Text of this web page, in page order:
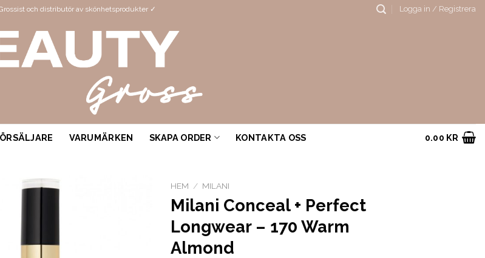
och distributör av skönhetsprodukter ✓ Logga in / Registrera
VARUMÄRKEN SKAPA ORDER KONTAKTA OSS 0.00 KR
HEM / MILANI
Milani Conceal + Perfect
Longwear – 170 Warm
Almond